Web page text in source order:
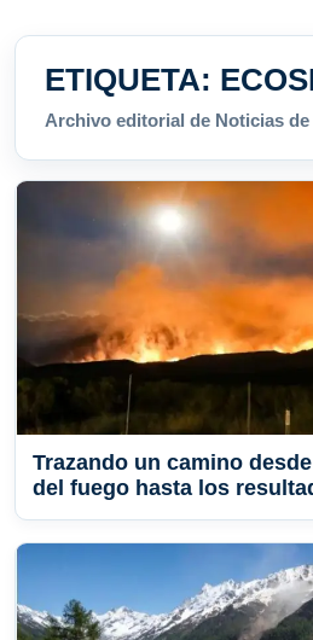
ETIQUETA:
Archivo editorial de Noticias de
Trazando un camino
del fuego hasta los